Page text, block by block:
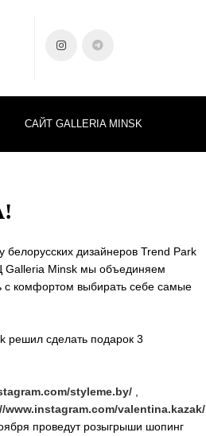
САЙТ GALLERIA MINSK
белорусских дизайнеров Trend Park
Galleria Minsk мы объединяем
с комфортом выбирать себе самые
решил сделать подарок 3
styleme.by/
www.instagram.com/valentina.kazak/
проведут розыгрыши шопинг